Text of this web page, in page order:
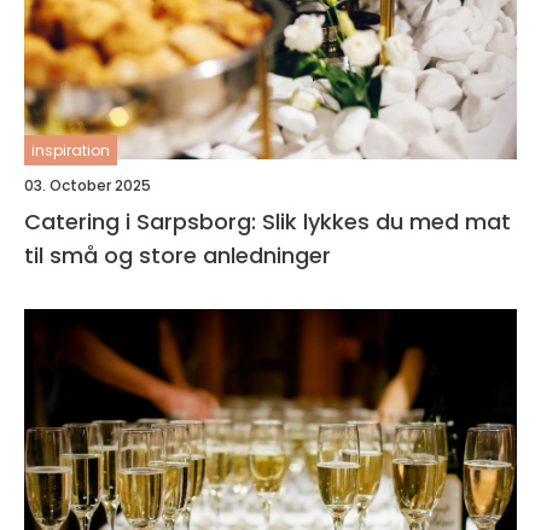
inspiration
03. October 2025
Catering i Sarpsborg: Slik lykkes du med mat
til små og store anledninger